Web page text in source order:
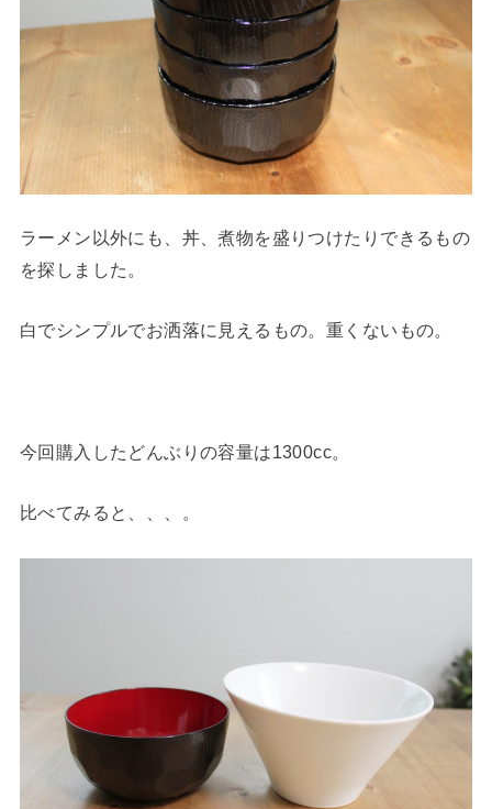
ラーメン以外にも、丼、煮物を盛りつけたりできるもの
を探しました。
白でシンプルでお洒落に見えるもの。重くないもの。
今回購入したどんぶりの容量は1300cc。
比べてみると、、、。